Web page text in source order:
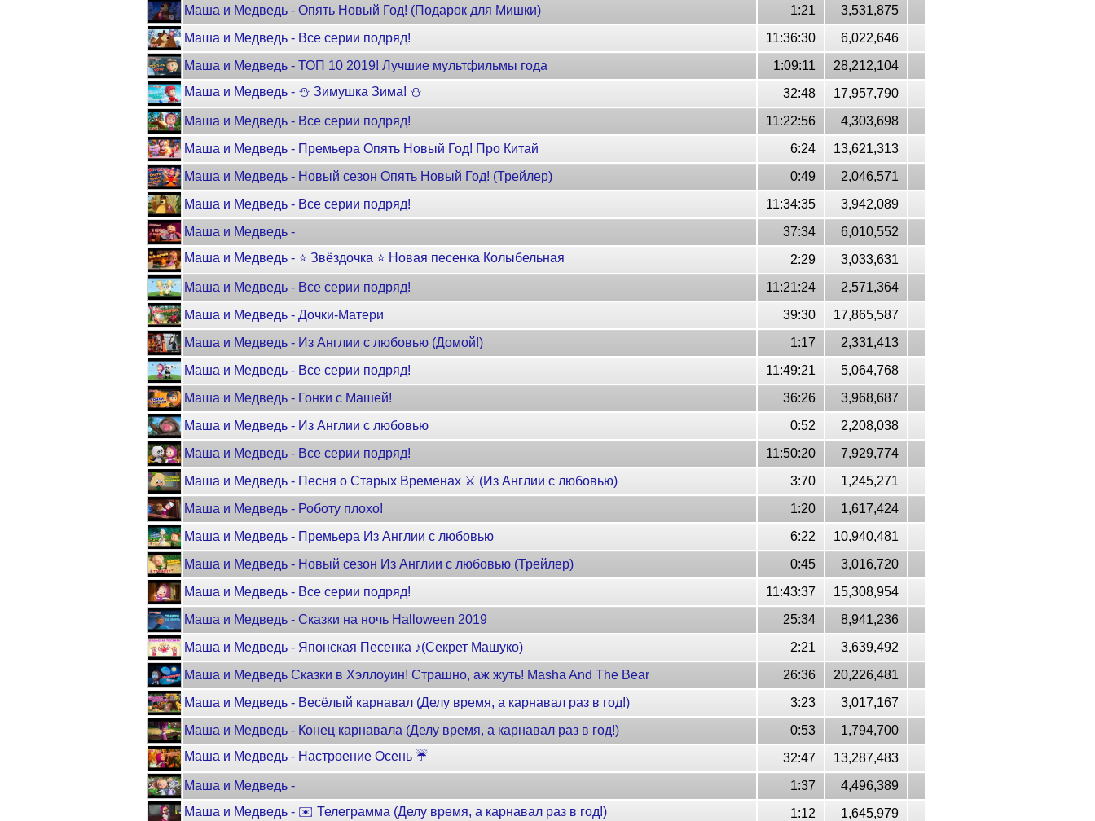
Маша и Медведь - Опять Новый Год! (Подарок для Мишки)
1:21
3,531,875
Маша и Медведь - Все серии подряд!
11:36:30
6,022,646
Маша и Медведь - ТОП 10 2019! Лучшие мультфильмы года
1:09:11
28,212,104
Маша и Медведь - ⛄ Зимушка Зима! ⛄
32:48
17,957,790
Маша и Медведь - Все серии подряд!
11:22:56
4,303,698
Маша и Медведь - Премьера Опять Новый Год! Про Китай
6:24
13,621,313
Маша и Медведь - Новый сезон Опять Новый Год! (Трейлер)
0:49
2,046,571
Маша и Медведь - Все серии подряд!
11:34:35
3,942,089
Маша и Медведь -
37:34
6,010,552
Маша и Медведь - ⭐ Звёздочка ⭐ Новая песенка Колыбельная
2:29
3,033,631
Маша и Медведь - Все серии подряд!
11:21:24
2,571,364
Маша и Медведь - Дочки-Матери
39:30
17,865,587
Маша и Медведь - Из Англии с любовью (Домой!)
1:17
2,331,413
Маша и Медведь - Все серии подряд!
11:49:21
5,064,768
Маша и Медведь - Гонки с Машей!
36:26
3,968,687
Маша и Медведь - Из Англии с любовью
0:52
2,208,038
Маша и Медведь - Все серии подряд!
11:50:20
7,929,774
Маша и Медведь - Песня о Старых Временах ⚔️ (Из Англии с любовью)
3:70
1,245,271
Маша и Медведь - Роботу плохо!
1:20
1,617,424
Маша и Медведь - Премьера Из Англии с любовью
6:22
10,940,481
Маша и Медведь - Новый сезон Из Англии с любовью (Трейлер)
0:45
3,016,720
Маша и Медведь - Все серии подряд!
11:43:37
15,308,954
Маша и Медведь - Сказки на ночь Halloween 2019
25:34
8,941,236
Маша и Медведь - Японская Песенка ♪(Секрет Машуко)
2:21
3,639,492
Маша и Медведь Сказки в Хэллоуин! Страшно, аж жуть! Masha And The Bear
26:36
20,226,481
Маша и Медведь - Весёлый карнавал (Делу время, а карнавал раз в год!)
3:23
3,017,167
Маша и Медведь - Конец карнавала (Делу время, а карнавал раз в год!)
0:53
1,794,700
Маша и Медведь - Настроение Осень ☔
32:47
13,287,483
Маша и Медведь -
1:37
4,496,389
Маша и Медведь - ✉️ Телеграмма (Делу время, а карнавал раз в год!)
1:12
1,645,979